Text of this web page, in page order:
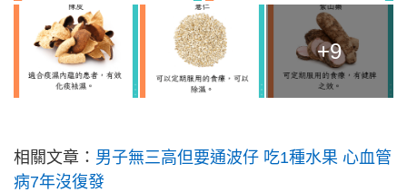
+9
相關文章： 男子無三高但要通波仔 吃1種水果 心血管
病7年沒復發